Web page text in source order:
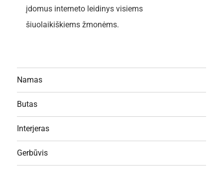
įdomus interneto leidinys visiems
šiuolaikiškiems žmonėms.
Namas
Butas
Interjeras
Gerbūvis